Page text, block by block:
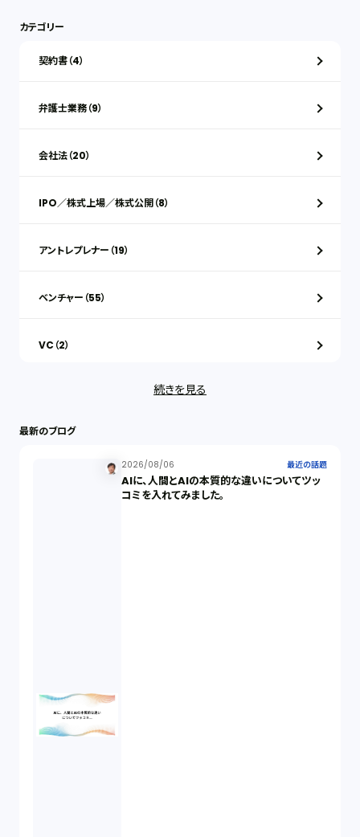
カテゴリー
契約書（4）
弁護士業務（9）
会社法（20）
IPO／株式上場／株式公開（8）
アントレプレナー（19）
ベンチャー（55）
VC（2）
最近の話題（122）
契約（2）
続きを見る
最新のブログ
2026/08/06 最近の話題
AIに、人間とAIの本質的な違いについてツッ
コミを入れてみました。